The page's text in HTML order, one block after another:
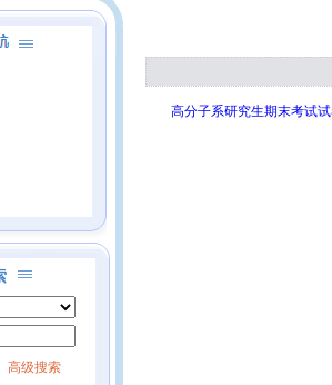
高级搜索
高分子系研究生期末考试